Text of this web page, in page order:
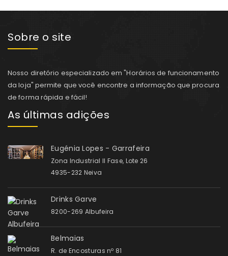
Sobre o site
Nosso diretório especializado em "Horários de funcionamento
da loja" permite que você encontre a informação que procura
de forma rápida e fácil!
As últimas adições
Eugénia Lopes - Garrafeira
Zona Industrial II Fase, Lote 26
4935-232 Neiva
Drinks Garve
8200-269 Albufeira
Belmaias
R. de Encosturas nº 81